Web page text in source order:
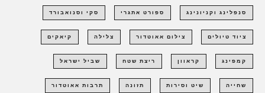
סנפלינג וקניונינג ספורט אתגרי סקי וסנואבורד
ציוד טיולים צילום אאוטדור צלילה קיאקים
קמפינג קראוון ריצת שטח שביל ישראל
שחייה שיט וסירות תזונה תרבות אאוטדור